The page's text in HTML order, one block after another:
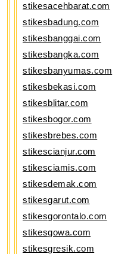
stikesacehbarat.com
stikesbadung.com
stikesbanggai.com
stikesbangka.com
stikesbanyumas.com
stikesbekasi.com
stikesblitar.com
stikesbogor.com
stikesbrebes.com
stikescianjur.com
stikesciamis.com
stikesdemak.com
stikesgarut.com
stikesgorontalo.com
stikesgowa.com
stikesgresik.com